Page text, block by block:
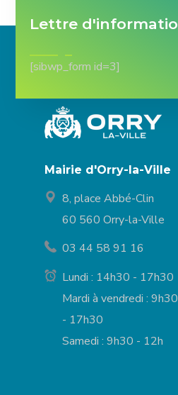
Lettre
[sibwp_form id=3]
Mairie d'Orry-la-Ville
8, place Abbé-Clin
60 560 Orry-la-Ville
03 44 58 91 16
Lundi : 14h30 - 17h30
Mardi à vendredi :
- 17h30
Samedi : 9h30 - 12h